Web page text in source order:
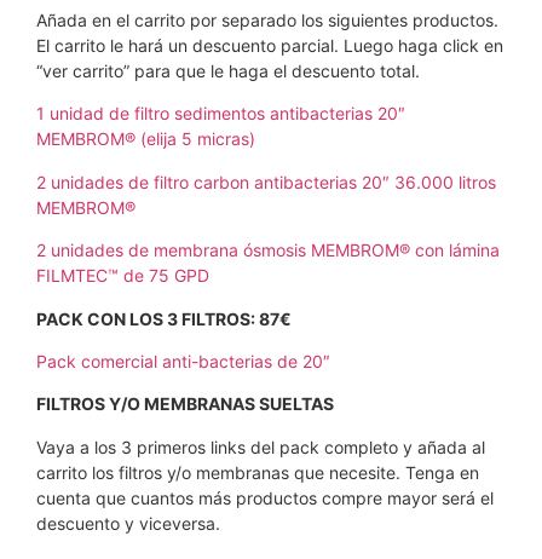
Añada en el carrito por separado los siguientes productos.
El carrito le hará un descuento parcial. Luego haga click en
“ver carrito” para que le haga el descuento total.
1 unidad de filtro sedimentos antibacterias 20″
MEMBROM® (elija 5 micras)
2 unidades de filtro carbon antibacterias 20″ 36.000 litros
MEMBROM®
2 unidades de membrana ósmosis MEMBROM® con lámina
FILMTEC™ de 75 GPD
PACK CON LOS 3 FILTROS: 87€
Pack comercial anti-bacterias de 20″
FILTROS Y/O MEMBRANAS SUELTAS
Vaya a los 3 primeros links del pack completo y añada al
carrito los filtros y/o membranas que necesite. Tenga en
cuenta que cuantos más productos compre mayor será el
descuento y viceversa.